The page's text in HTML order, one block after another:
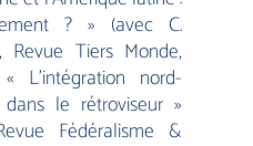
? » (avec C.
Tiers Monde,
L’intégration nord-
dans le rétroviseur »
Fédéralisme &